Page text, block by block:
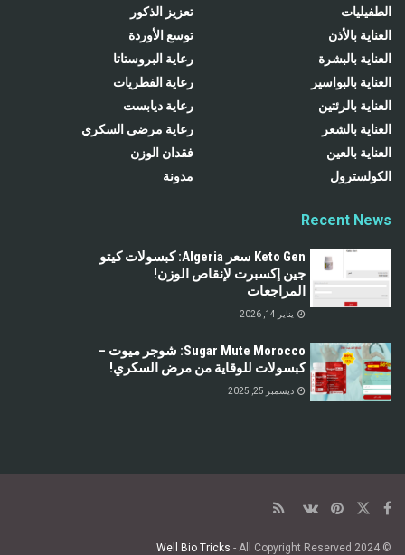
الطفيليات
العناية بالأذن
العناية بالبشرة
العناية بالبواسير
العناية بالرئتين
العناية بالشعر
العناية بالعين
الكولسترول
تعزيز الذكور
توسع الأوردة
رعاية البروستاتا
رعاية الفطريات
رعاية ديابست
رعاية مرضى السكري
فقدان الوزن
مدونة
Recent News
Keto Gen سعر Algeria: كبسولات كيتو
جين إكسبرت لإنقاص الوزن!
المراجعات
يناير 14, 2026
Sugar Mute Morocco: شوجر ميوت –
كبسولات للوقاية من مرض السكري!
ديسمبر 25, 2025
© 2024
Well Bio Tricks - All Copyright Reserved.